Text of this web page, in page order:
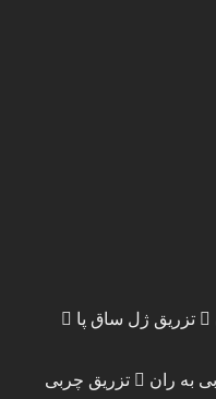
تزریق ژل ساق پا
به ران
تزریق چربی